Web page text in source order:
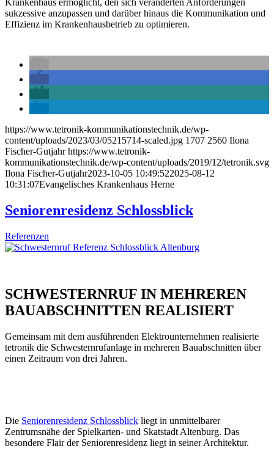
Krankenhaus ermöglicht, den sich veränderten Anforderungen
sukzessive anzupassen und darüber hinaus die Kommunikation und
Effizienz im Krankenhausbetrieb zu optimieren.
https://www.tetronik-kommunikationstechnik.de/wp-
content/uploads/2023/03/05215714-scaled.jpg 1707 2560 Ilona
Fischer-Gutjahr https://www.tetronik-
kommunikationstechnik.de/wp-content/uploads/2019/12/tetronik.svg
Ilona Fischer-Gutjahr2023-10-05 10:49:522025-08-12
10:31:07Evangelisches Krankenhaus Herne
Seniorenresidenz Schlossblick
Referenzen
SCHWESTERNRUF IN MEHREREN
BAUABSCHNITTEN REALISIERT
Gemeinsam mit dem ausführenden Elektrounternehmen realisierte
tetronik die Schwesternrufanlage in mehreren Bauabschnitten über
einen Zeitraum von drei Jahren.
Die Seniorenresidenz Schlossblick liegt in unmittelbarer
Zentrumsnähe der Spielkarten- und Skatstadt Altenburg. Das
besondere Flair der Seniorenresidenz liegt in seiner Architektur.